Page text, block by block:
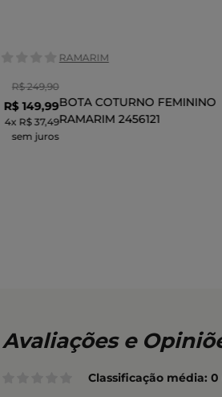
R$ 249,90
R$ 149,99
4x R$ 37,49
sem juros
RAMARIM
BOTA COTURNO FEMININO
RAMARIM 2456121
Classificação média: 0